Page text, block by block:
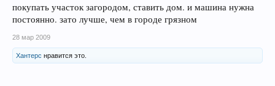
покупать участок загородом, ставить дом. и машина нужна
постоянно. зато лучше, чем в городе грязном
28 мар 2009
Хантерc нравится это.